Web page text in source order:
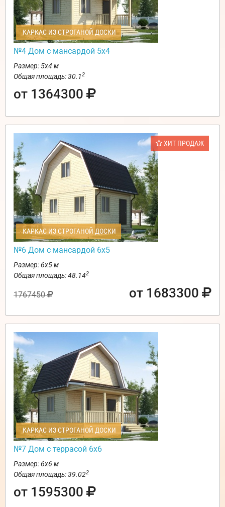
КАРКАС ИЗ СТРОГАНОЙ ДОСКИ
№4 Дом с мансардой 5х4
Размер: 5х4 м
Общая площадь: 30.12
от 1364300
ХИТ ПРОДАЖ
КАРКАС ИЗ СТРОГАНОЙ ДОСКИ
№6 Дом с мансардой 6х5
Размер: 6х5 м
Общая площадь: 48.142
1767450 от 1683300
КАРКАС ИЗ СТРОГАНОЙ ДОСКИ
№7 Дом с террасой 6х6
Размер: 6х6 м
Общая площадь: 39.022
от 1595300